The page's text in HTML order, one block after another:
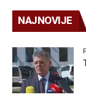
NAJNOVIJE